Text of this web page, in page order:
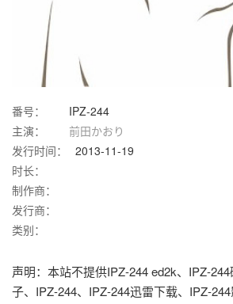
番号：
IPZ-244
主演：
前田かおり
发行时间：
2013-11-19
时长：
制作商：
发行商：
类别：
声明：本站不提供IPZ-244 ed2k、IPZ-
子、IPZ-244、IPZ-244迅雷下载、IPZ-244